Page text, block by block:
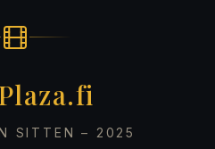
SITTEN – 2025